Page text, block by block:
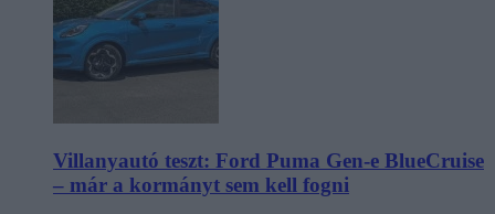
Villanyautó teszt: Ford Puma Gen-e BlueCruise
– már a kormányt sem kell fogni